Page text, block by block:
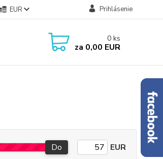
EUR Prihlásenie
0 ks
za 0,00 EUR
Do EUR